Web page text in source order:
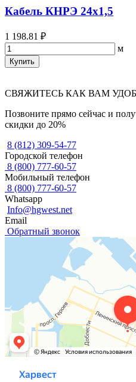
Кабель КНРЭ 24х1,5
1 198.81 ₽
м
Купить
СВЯЖИТЕСЬ КАК ВАМ
Позвоните прямо сейчас и
скидки до 20%
8 (812) 309-54-77
Городской телефон
8 (800) 777-60-57
Мобильный телефон
8 (800) 777-60-57
Whatsapp
Info@hgwest.net
Email
Обратный звонок